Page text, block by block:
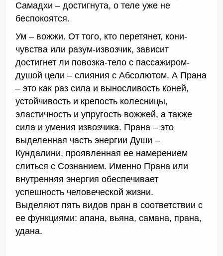
Самадхи – достигнута, о теле уже не
беспокоятся.
Ум – вожжи. От того, кто перетянет, кони-
чувства или разум-извозчик, зависит
достигнет ли повозка-тело с пассажиром-
душой цели – слияния с Абсолютом. А Прана
– это как раз сила и выносливость коней,
устойчивость и крепость колесницы,
эластичность и упругость вожжей, а также
сила и умения извозчика. Прана – это
выделенная часть энергии Души –
Кундалини, проявленная ее намерением
слиться с Сознанием. Именно Прана или
внутренняя энергия обеспечивает
успешность человеческой жизни.
Выделяют пять видов пран в соответствии с
ее функциями: апана, вьяна, самана, прана,
удана.